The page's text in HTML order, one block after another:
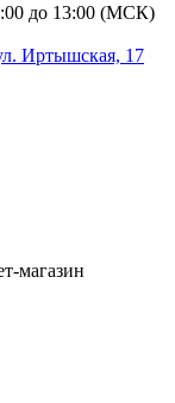
до 13:00 (МСК)
Иртышская, 17
магазин